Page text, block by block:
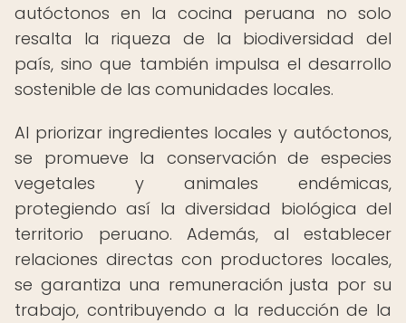
autóctonos en la cocina peruana no solo
resalta la riqueza de la biodiversidad del
país, sino que también impulsa el desarrollo
sostenible de las comunidades locales.
Al priorizar ingredientes locales y autóctonos,
se promueve la conservación de especies
vegetales y animales endémicas,
protegiendo así la diversidad biológica del
territorio peruano. Además, al establecer
relaciones directas con productores locales,
se garantiza una remuneración justa por su
trabajo, contribuyendo a la reducción de la